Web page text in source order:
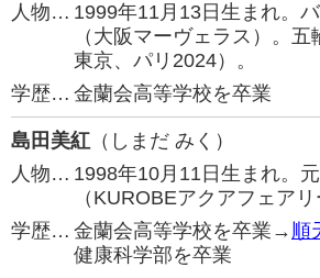
人物… 1999年11月13日生まれ。
（大阪マーヴェラス）。
東京、パリ2024）。
学歴… 金蘭会高等学校を卒業
島田美紅 （しまだ みく）
人物… 1998年10月11日生まれ。
（KUROBEアクアフェアリ
学歴… 金蘭会高等学校を卒業→ 順
健康科学部を卒業